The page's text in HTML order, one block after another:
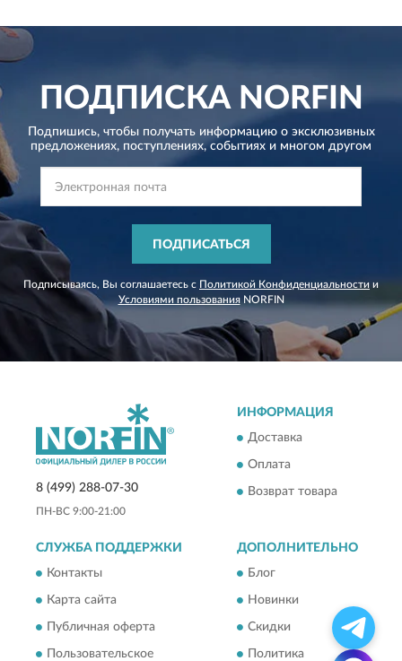
ПОДПИСКАNORFIN
Подпишись, чтобы получать информацию о эксклюзивных
предложениях, поступлениях, событиях и многом другом
ПОДПИСАТЬСЯ
Подписываясь, Вы соглашаетесь с Политикой Конфиденциальности и
Условиями пользованияNORFIN
8 (499) 288-07-30
ПН-ВС 9:00-21:00
ИНФОРМАЦИЯ
Доставка
Оплата
Возврат товара
СЛУЖБА ПОДДЕРЖКИ
Контакты
Карта сайта
Публичная оферта
Пользовательское
ДОПОЛНИТЕЛЬНО
Блог
Новинки
Скидки
Политика